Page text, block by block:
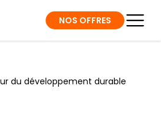
NOS OFFRES
du développement durable